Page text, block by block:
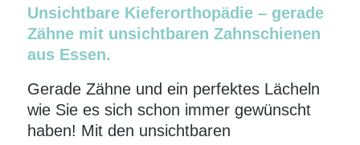
Unsichtbare Kieferorthopädie – gerade
Zähne mit unsichtbaren Zahnschienen
aus Essen.
Gerade Zähne und ein perfektes Lächeln
wie Sie es sich schon immer gewünscht
haben! Mit den unsichtbaren